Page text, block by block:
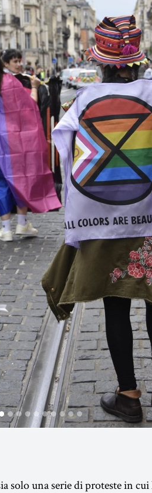
una serie di proteste in cui